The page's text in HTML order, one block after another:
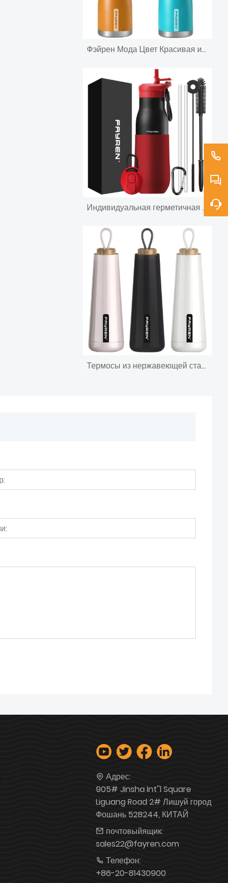
Фэйрен Мода Цвет Красивая изолированная металлическая бутылка для воды Термос с отскакивающей крышкой
Индивидуальная герметичная спортивная бутылка для воды Теромы из нержавеющей стали с тройной вакуумной изоляцией и двойной изоляцией по всему миру
Термосы из нержавеющей стали-термосы
Адрес:
905# Jinsha Int''l Square
Liguang Road 2# Лишуй город
Фошань 528244, КИТАЙ
почтовыйящик:
sales22@fayren.com
Телефон:
+86-20-81430900